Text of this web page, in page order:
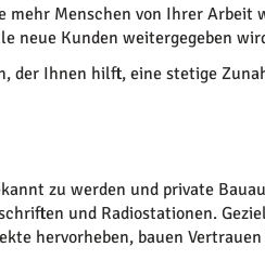
Menschen von Ihrer Arbeit
neue Kunden weitergegeben
der Ihnen hilft, eine stetige
zu werden und private
und Radiostationen.
hervorheben, bauen